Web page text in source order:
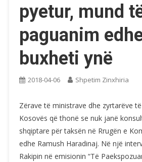
pyetur, mund
paguanim
buxheti ynë
2018-04-06 Shpetim Zinxhiria
Zërave të ministrave dhe zyrtarëve
Kosovës që thonë se nuk janë
shqiptare për taksën në Rrugën e
edhe Ramush Haradinaj. Në një
Rakipin në emisionin “Të